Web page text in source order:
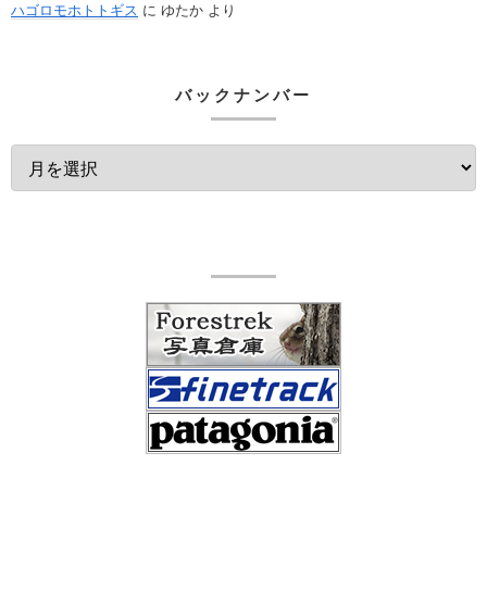
ハゴロモホトトギス に ゆたか より
バックナンバー